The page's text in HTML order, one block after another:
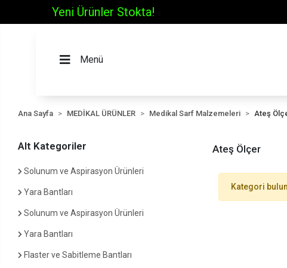
Menü
Ana Sayfa MEDİKAL ÜRÜNLER Medikal Sarf Malzemeleri Ateş
Alt Kategoriler
Solunum ve Aspirasyon Ürünleri
Yara Bantları
Solunum ve Aspirasyon Ürünleri
Yara Bantları
Flaster ve Sabitleme Bantları
Ateş Ölçer
Kategori